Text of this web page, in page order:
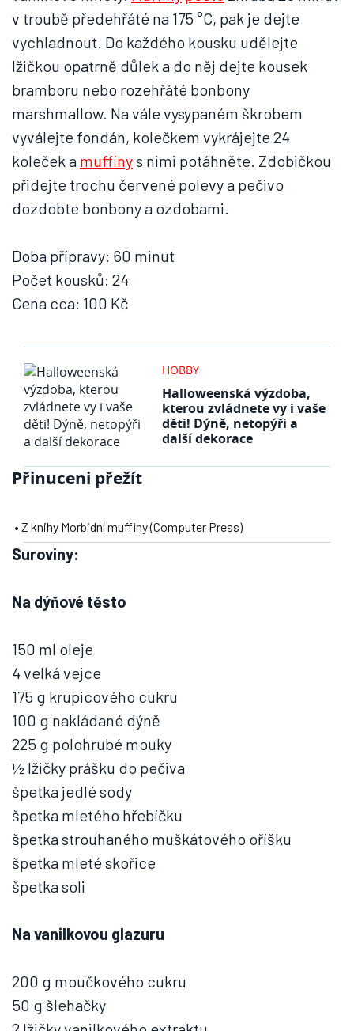
v troubě předehřáté na 175 °C, pak je dejte
vychladnout. Do každého kousku udělejte
lžičkou opatrně důlek a do něj dejte kousek
bramboru nebo rozehřáté bonbony
marshmallow. Na vále vysypaném škrobem
vyválejte fondán, kolečkem vykrájejte 24
koleček a muffinys nimi potáhněte. Zdobičkou
přidejte trochu červené polevy a pečivo
dozdobte bonbony a ozdobami.
Doba přípravy: 60 minut
Počet kousků: 24
Cena cca: 100 Kč
HOBBY
Halloweenská výzdoba,
kterou zvládnete vy i vaše
děti! Dýně, netopýři a
další dekorace
Přinuceni přežít
• Z knihy Morbidní muffiny (Computer Press)
Suroviny:
Na dýňové těsto
150 ml oleje
4 velká vejce
175 g krupicového cukru
100 g nakládané dýně
225 g polohrubé mouky
½ lžičky prášku do pečiva
špetka jedlé sody
špetka mletého hřebíčku
špetka strouhaného muškátového oříšku
špetka mleté skořice
špetka soli
Na vanilkovou glazuru
200 g moučkového cukru
50 g šlehačky